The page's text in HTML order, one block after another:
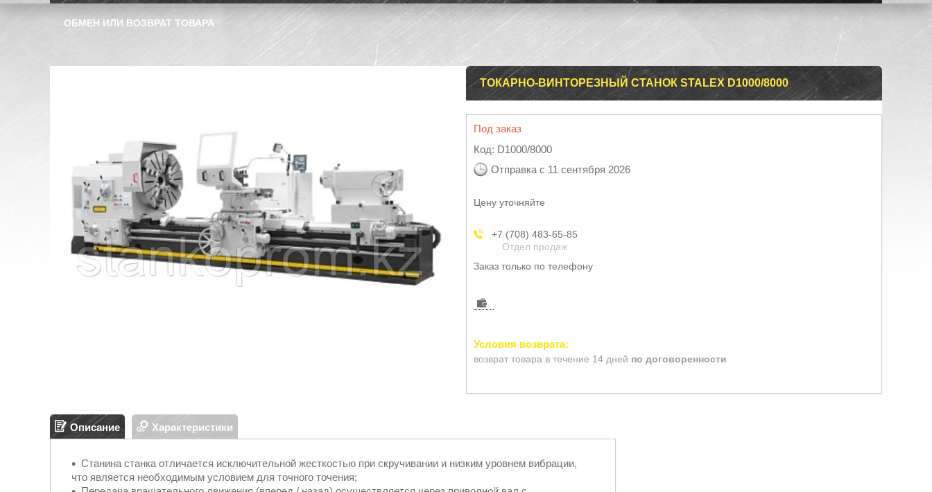
ОБМЕН ИЛИ ВОЗВРАТ ТОВАРА
ТОКАРНО-ВИНТОРЕЗНЫЙ СТАНОК STALEX D1000/8000
Под заказ
Код: D1000/8000
Отправка с 11 сентября 2026
Цену уточняйте
+7 (708) 483-65-85
Отдел продаж
Заказ только по телефону
возврат товара в течение 14 дней по договоренности
Описание Характеристики
Станина станка отличается исключительной жесткостью при скручивании и низким уровнем вибрации,
что является необходимым условием для точного точения;